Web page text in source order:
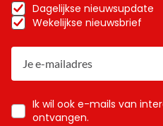
Dagelijkse nieuwsupdate
Wekelijkse nieuwsbrief
Ik wil ook e-mails van
ontvangen.